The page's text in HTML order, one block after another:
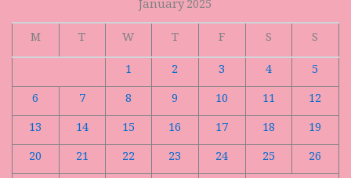
January 2025
M
T W T F S
S
1
2 3 4
5
6
7 8 9 10 11
12
13
14 15 16 17 18
19
20
21 22 23 24 25
26